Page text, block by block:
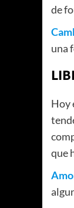
de
una
Hoy
que